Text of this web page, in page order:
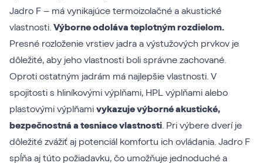
Jadro F – má vynikajúce termoizolačné a akustické
vlastnosti. Výborne odoláva teplotným rozdielom.
Presné rozloženie vrstiev jadra a výstužových prvkov je
dôležité, aby jeho vlastnosti boli správne zachované.
Oproti ostatným jadrám má najlepšie vlastnosti. V
spojitosti s hliníkovými výplňami, HPL výplňami alebo
plastovými výplňami vykazuje výborné akustické,
bezpečnostná a tesniace vlastnosti . Pri výbere dverí je
dôležité zvážiť aj potenciál komfortu ich ovládania. Jadro F
spĺňa aj túto požiadavku, čo umožňuje jednoduché a